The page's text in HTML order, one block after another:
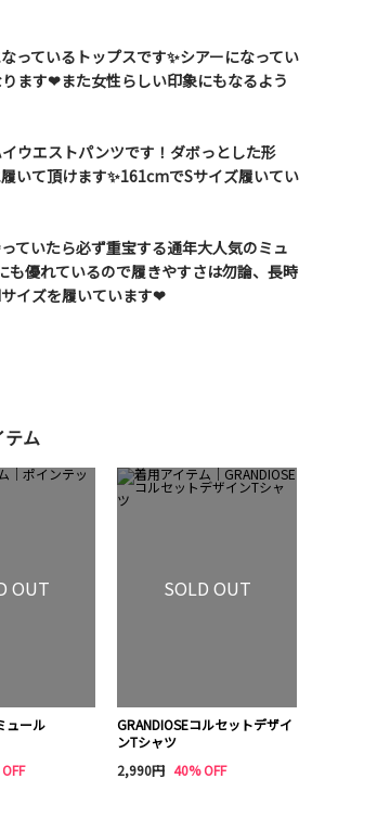
っているトップスです✨シアーになってい
ます❤︎また女性らしい印象にもなるよう
ウエストパンツです！ダボっとした形
いて頂けます✨161cmでSサイズ履いてい
ていたら必ず重宝する通年大人気のミュ
も優れているので履きやすさは勿論、長時
イズを履いています❤︎
テム
OUT
ュール
SOLD OUT
GRANDIOSEコルセットデザイ
ンTシャツ
2,990円 40% OFF